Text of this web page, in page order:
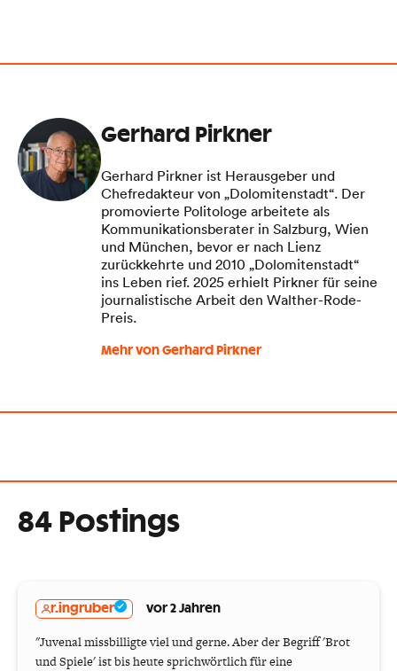
Gerhard Pirkner
Gerhard Pirkner ist Herausgeber und
Chefredakteur von „Dolomitenstadt“. Der
promovierte Politologe arbeitete als
Kommunikationsberater in Salzburg, Wien
und München, bevor er nach Lienz
zurückkehrte und 2010 „Dolomitenstadt“
ins Leben rief. 2025 erhielt Pirkner für seine
journalistische Arbeit den Walther-Rode-
Preis.
Mehr von Gerhard Pirkner
84 Postings
r.ingruber vor 2 Jahren
"Juvenal missbilligte viel und gerne. Aber der Begriff 'Brot
und Spiele' ist bis heute sprichwörtlich für eine